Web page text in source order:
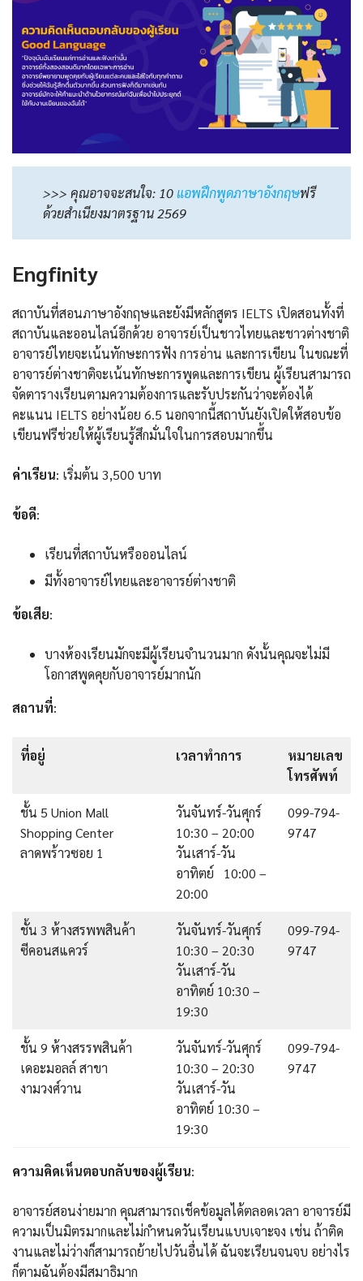
>>> คุณอาจจะสนใจ: 10แอพฝึกพูดภาษาอังกฤษฟรี
ด้วยสำเนียงมาตรฐาน 2569
Engfinity
สถาบันที่สอนภาษาอังกฤษและยังมีหลักสูตร IELTS เปิดสอนทั้งที่
สถาบันและออนไลน์อีกด้วย อาจารย์เป็นชาวไทยและชาวต่างชาติ
อาจารย์ไทยจะเน้นทักษะการฟัง การอ่าน และการเขียน ในขณะที่
อาจารย์ต่างชาติจะเน้นทักษะการพูดและการเขียน ผู้เรียนสามารถ
จัดตารางเรียนตามความต้องการและรับประกันว่าจะต้องได้
คะแนน IELTS อย่างน้อย 6.5 นอกจากนี้สถาบันยังเปิดให้สอบข้อ
เขียนฟรีช่วยให้ผู้เรียนรู้สึกมั่นใจในการสอบมากขึ้น
ค่าเรียน: เริ่มต้น 3,500 บาท
ข้อดี:
เรียนที่สถาบันหรือออนไลน์
มีทั้งอาจารย์ไทยและอาจารย์ต่างชาติ
ข้อเสีย:
บางห้องเรียนมักจะมีผู้เรียนจำนวนมาก ดังนั้นคุณจะไม่มี
โอกาสพูดคุยกับอาจารย์มากนัก
สถานที่:
ที่อยู่ เวลาทำการ
หมายเลข
โทรศัพท์
ชั้น 5 Union Mall
Shopping Center
ลาดพร้าวซอย 1
วันจันทร์-วันศุกร์
10:30 – 20:00
วันเสาร์-วัน
อาทิตย์ 10:00 –
20:00
099-794-
9747
ชั้น 3 ห้างสรพพสินค้า
ซีคอนสแควร์
วันจันทร์-วันศุกร์
10:30 – 20:30
วันเสาร์-วัน
อาทิตย์ 10:30 –
19:30
099-794-
9747
ชั้น 9 ห้างสรรพสินค้า
เดอะมอลล์ สาขา
งามวงศ์วาน
วันจันทร์-วันศุกร์
10:30 – 20:30
วันเสาร์-วัน
อาทิตย์ 10:30 –
19:30
099-794-
9747
ความคิดเห็นตอบกลับของผู้เรียน:
อาจารย์สอนง่ายมาก คุณสามารถเช็คข้อมูลได้ตลอดเวลา อาจารย์มี
ความเป็นมิตรมากและไม่กำหนดวันเรียนแบบเจาะจง เช่น ถ้าติด
งานและไม่ว่างก็สามารถย้ายไปวันอื่นได้ ฉันจะเรียนจนจบ อย่างไร
ก็ตามฉันต้องมีสมาธิมาก